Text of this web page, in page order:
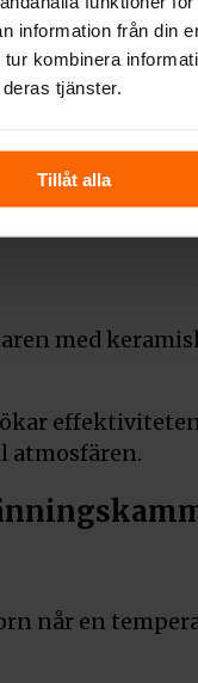
information från din
kombinera
tjänster.
Tillåt alla
och eleganta
med
med
ökar
atmosfären.
når en